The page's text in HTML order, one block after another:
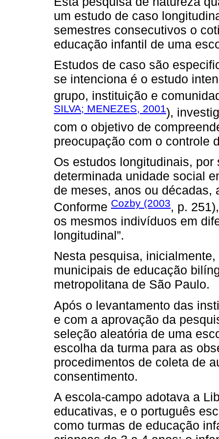
um estudo de caso
semestres consecutivos o
educação infantil de uma
Estudos de caso são
se intenciona é o estudo
grupo, instituição e
SILVA; MENEZES, 2001),
com o objetivo de
preocupação com o controle
Os estudos longitudinais,
determinada unidade social
de meses, anos ou décadas,
Conforme Cozby (2003, p.
os mesmos indivíduos em
longitudinal”.
Nesta pesquisa,
municipais de educação
metropolitana de São Paulo.
Após o levantamento das
e com a aprovação da
seleção aleatória de uma
escolha da turma para as
procedimentos de coleta de
consentimento.
A escola-campo adotava a
educativas, e o português
como turmas de educação